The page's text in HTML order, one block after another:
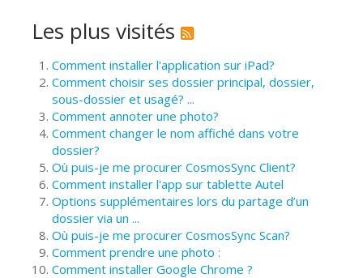
Les plus visités
Comment installer l'application sur iPad?
Comment choisir ses dossier principal, dossier,
sous-dossier et usagé? ...
Comment annoter une photo?
Comment changer le nom affiché dans votre
dossier?
Où puis-je me procurer CosmosSync Client?
Comment installer l'app sur tablette Autel
Options supplémentaires lors du partage d’un
dossier via un ...
Où puis-je me procurer CosmosSync Scan?
Comment prendre une photo :
Comment installer Google Chrome ?